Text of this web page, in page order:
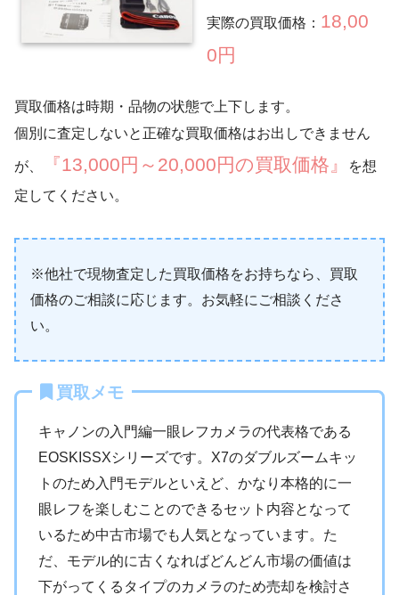
実際の買取価格： 18,00
0円
買取価格は時期・品物の状態で上下します。
個別に査定しないと正確な買取価格はお出しできません
が、 『13,000円～20,000円の買取価格』
を想
定してください。
※他社で現物査定した買取価格をお持ちなら、買取
価格のご相談に応じます。お気軽にご相談くださ
い。
買取メモ
キャノンの入門編一眼レフカメラの代表格である
EOSKISSXシリーズです。X7のダブルズームキッ
トのため入門モデルといえど、かなり本格的に一
眼レフを楽しむことのできるセット内容となって
いるため中古市場でも人気となっています。た
だ、モデル的に古くなればどんどん市場の価値は
下がってくるタイプのカメラのため売却を検討さ